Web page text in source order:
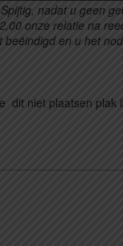
nadat u geen
onze relatie na
en u het
dit niet plaatsen plak